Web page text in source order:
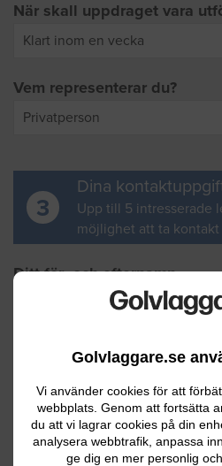
Golvlaggare.se
Vi använder cookies för att
webbplats. Genom att fortsätta
du att vi lagrar cookies på din
analysera webbtrafik, anpassa
ge dig en mer personlig
När skall uppdraget vara
Vem representerar du?
3
Dina
Upp till 5 intresserade
möjlighet att ta kontakt
Ditt för- och efternamn
Din e-postadress
Ditt telefonnummer